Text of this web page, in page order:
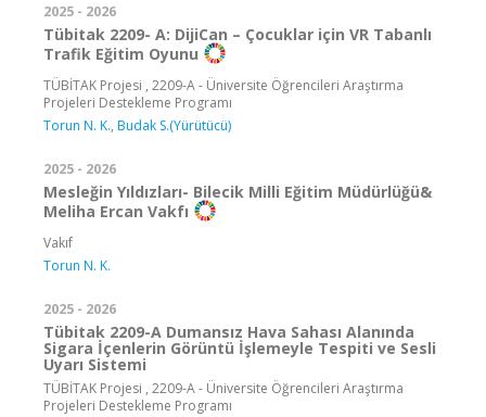
2025 - 2026
Tübitak 2209- A: DijiCan – Çocuklar için VR Tabanlı
Trafik Eğitim Oyunu
TÜBİTAK Projesi , 2209-A - Üniversite Öğrencileri Araştırma
Projeleri Destekleme Programı
Torun N. K., Budak S.(Yürütücü)
2025 - 2026
Mesleğin Yıldızları- Bilecik Milli Eğitim Müdürlüğü&
Meliha Ercan Vakfı
Vakıf
Torun N. K.
2025 - 2026
Tübitak 2209-A Dumansız Hava Sahası Alanında
Sigara İçenlerin Görüntü İşlemeyle Tespiti ve Sesli
Uyarı Sistemi
TÜBİTAK Projesi , 2209-A - Üniversite Öğrencileri Araştırma
Projeleri Destekleme Programı